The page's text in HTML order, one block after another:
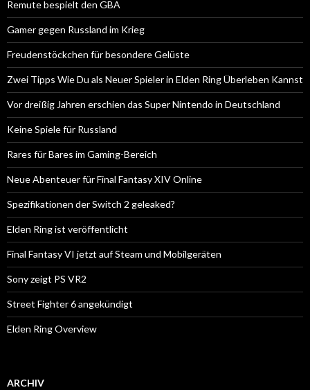
Remute bespielt den GBA
Gamer gegen Russland im Krieg
Freudenstöckchen für besondere Gelüste
Zwei Tipps Wie Du als Neuer Spieler in Elden Ring Überleben Kannst
Vor dreißig Jahren erschien das Super Nintendo in Deutschland
Keine Spiele für Russland
Rares für Bares im Gaming-Bereich
Neue Abenteuer für Final Fantasy XIV Online
Spezifikationen der Switch 2 geleaked?
Elden Ring ist veröffentlicht
Final Fantasy VI jetzt auf Steam und Mobilgeräten
Sony zeigt PS VR2
Street Fighter 6 angekündigt
Elden Ring Overview
ARCHIV